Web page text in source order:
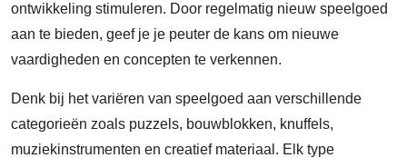
ontwikkeling stimuleren. Door regelmatig nieuw speelgoed
aan te bieden, geef je je peuter de kans om nieuwe
vaardigheden en concepten te verkennen.
Denk bij het variëren van speelgoed aan verschillende
categorieën zoals puzzels, bouwblokken, knuffels,
muziekinstrumenten en creatief materiaal. Elk type